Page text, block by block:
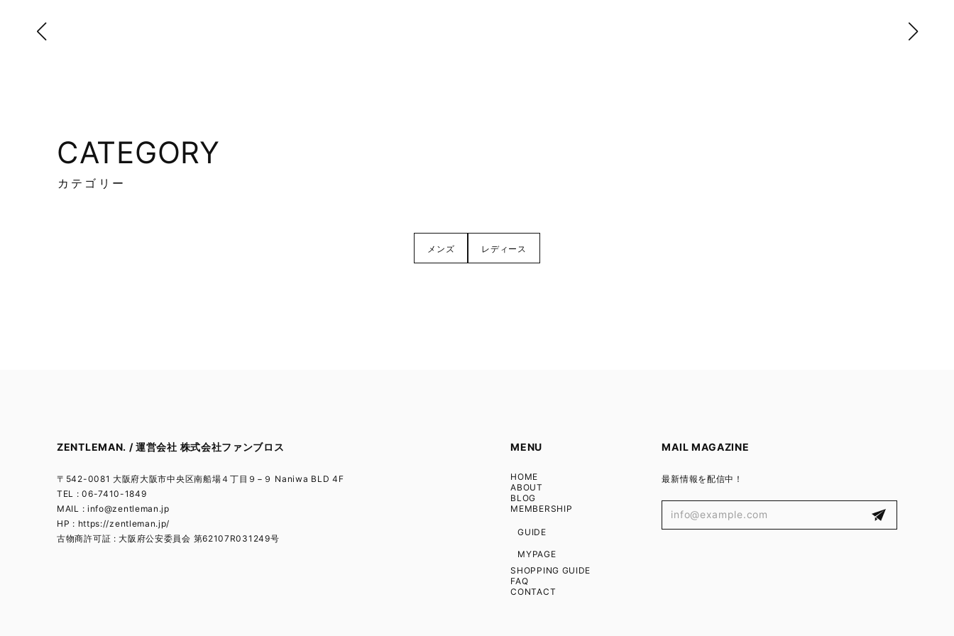
CATEGORY
カテゴリー
メンズ レディース
ZENTLEMAN. / 運営会社 株式会社ファンブロス
〒542-0081 大阪府大阪市中央区南船場４丁目９−９ Naniwa BLD 4F
TEL : 06-7410-1849
MAIL : info@zentleman.jp
HP : https://zentleman.jp/
古物商許可証 : 大阪府公安委員会 第62107R031249号
MENU
HOME
ABOUT
BLOG
MEMBERSHIP
GUIDE
MYPAGE
SHOPPING GUIDE
FAQ
CONTACT
MAIL MAGAZINE
最新情報を配信中！